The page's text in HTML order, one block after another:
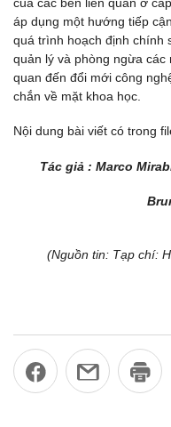
áp dụng một hướng tiếp
quá trình hoạch định chính
quản lý và phòng ngừa các
quan đến đổi mới công
chắn về mặt khoa học.
Nội dung bài viết có trong
Tác giả : Marco
(Nguồn tin: Tạp chí: